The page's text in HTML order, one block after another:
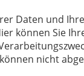
Daten und
können Sie
nicht